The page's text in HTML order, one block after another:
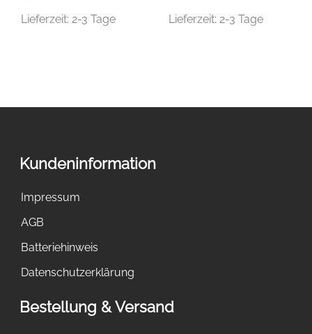
Lieferzeit: 2-3 Tage Lieferzeit:2-3 Tage
Kundeninformation
Impressum
AGB
Batteriehinweis
Datenschutzerklärung
Bestellung & Versand